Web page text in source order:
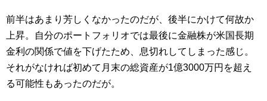
前半はあまり芳しくなかったのだが、後半にかけて何故か
上昇。自分のポートフォリオでは最後に金融株が米国長期
金利の関係で値を下げたため、息切れしてしまった感じ。
それがなければ初めて月末の総資産が1億3000万円を超え
る可能性もあったのだが。